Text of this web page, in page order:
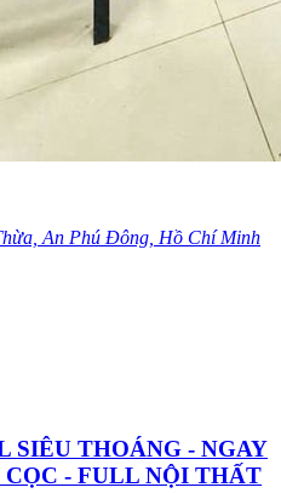
An Phú Đông, Hồ Chí Minh
SIÊU THOÁNG - NGAY
- FULL NỘI THẤT